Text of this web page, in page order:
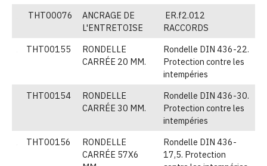
THT00076
ANCRAGE DE
L'ENTRETOISE
ER.f2.012
RACCORDS
THT00155
RONDELLE
CARRÉE 20 MM.
Rondelle DIN 436-22.
Protection contre les
intempéries
THT00154
RONDELLE
CARRÉE 30 MM.
Rondelle DIN 436-30.
Protection contre les
intempéries
THT00156
RONDELLE
CARRÉE 57X6
Rondelle DIN 436-
17,5. Protection